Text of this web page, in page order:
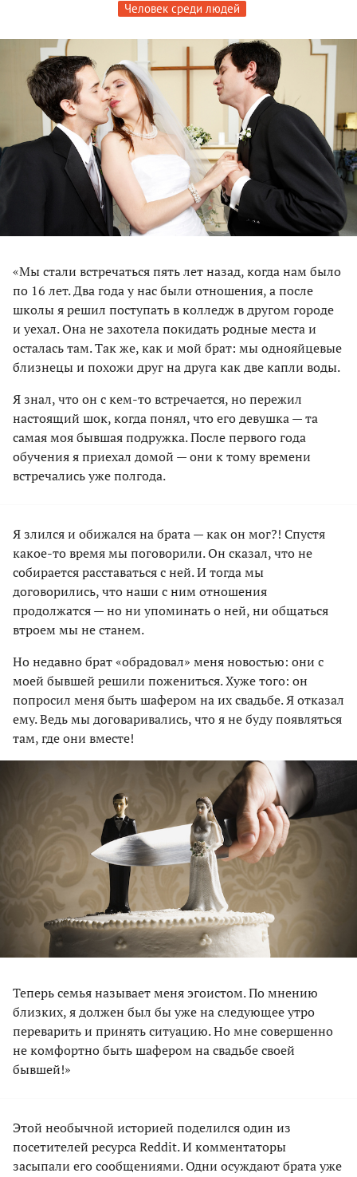
Человек среди людей
«Мы стали встречаться пять лет назад, когда нам было
по 16 лет. Два года у нас были отношения, а после
школы я решил поступать в колледж в другом городе
и уехал. Она не захотела покидать родные места и
осталась там. Так же, как и мой брат: мы однояйцевые
близнецы и похожи друг на друга как две капли воды.
Я знал, что он с кем-то встречается, но пережил
настоящий шок, когда понял, что его девушка — та
самая моя бывшая подружка. После первого года
обучения я приехал домой — они к тому времени
встречались уже полгода.
Я злился и обижался на брата — как он мог?! Спустя
какое-то время мы поговорили. Он сказал, что не
собирается расставаться с ней. И тогда мы
договорились, что наши с ним отношения
продолжатся — но ни упоминать о ней, ни общаться
втроем мы не станем.
Но недавно брат «обрадовал» меня новостью: они с
моей бывшей решили пожениться. Хуже того: он
попросил меня быть шафером на их свадьбе. Я отказал
ему. Ведь мы договаривались, что я не буду появляться
там, где они вместе!
Теперь семья называет меня эгоистом. По мнению
близких, я должен был бы уже на следующее утро
переварить и принять ситуацию. Но мне совершенно
не комфортно быть шафером на свадьбе своей
бывшей!»
Этой необычной историей поделился один из
посетителей ресурса Reddit. И комментаторы
засыпали его сообщениями. Одни осуждают брата уже